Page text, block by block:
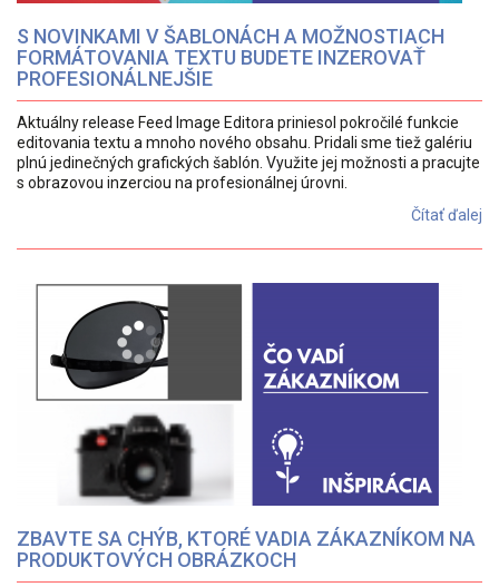
S NOVINKAMI V ŠABLONÁCH A MOŽNOSTIACH
FORMÁTOVANIA TEXTU BUDETE INZEROVAŤ
PROFESIONÁLNEJŠIE
Aktuálny release Feed Image Editora priniesol pokročilé funkcie
editovania textu a mnoho nového obsahu. Pridali sme tiež galériu
plnú jedinečných grafických šablón. Využite jej možnosti a pracujte
s obrazovou inzerciou na profesionálnej úrovni.
Čítať ďalej
ZBAVTE SA CHÝB, KTORÉ VADIA ZÁKAZNÍKOM NA
PRODUKTOVÝCH OBRÁZKOCH